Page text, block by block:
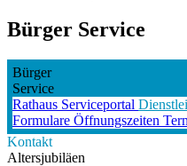
Bürger Service
Bürger
Service
Rathaus Serviceportal
Formulare Öffnungszeiten
Kontakt
Altersjubiläen